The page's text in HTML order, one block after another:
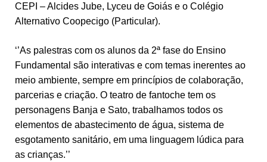
CEPI – Alcides Jube, Lyceu de Goiás e o Colégio
Alternativo Coopecigo (Particular).
‘’As palestras com os alunos da 2ª fase do Ensino
Fundamental são interativas e com temas inerentes ao
meio ambiente, sempre em princípios de colaboração,
parcerias e criação. O teatro de fantoche tem os
personagens Banja e Sato, trabalhamos todos os
elementos de abastecimento de água, sistema de
esgotamento sanitário, em uma linguagem lúdica para
as crianças.’’